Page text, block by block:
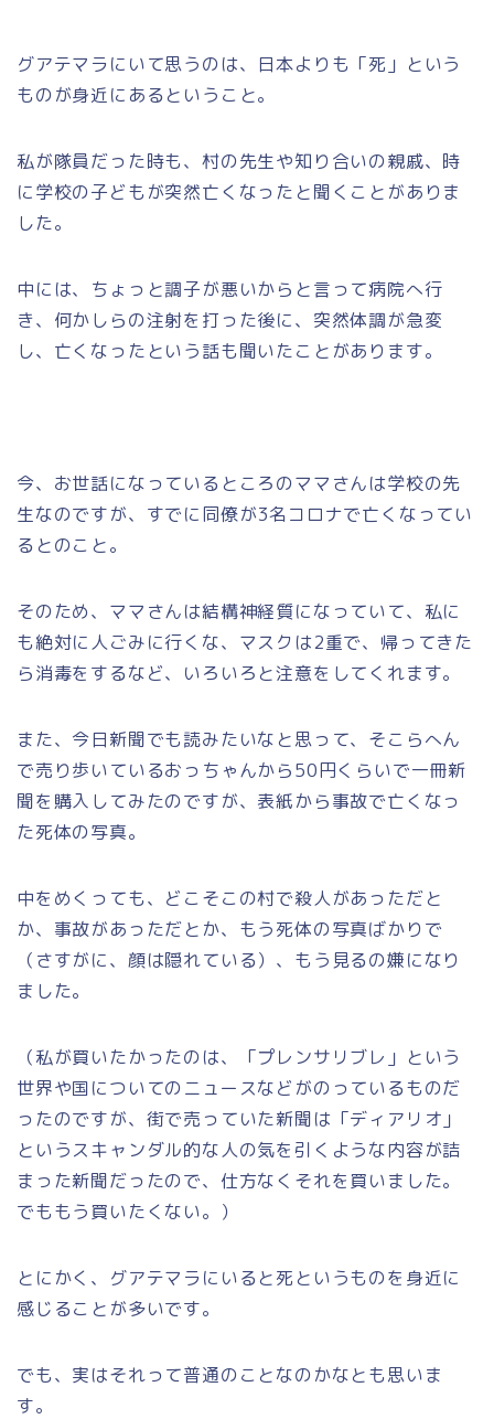
グアテマラにいて思うのは、日本よりも「死」という
ものが身近にあるということ。
私が隊員だった時も、村の先生や知り合いの親戚、時
に学校の子どもが突然亡くなったと聞くことがありま
した。
中には、ちょっと調子が悪いからと言って病院へ行
き、何かしらの注射を打った後に、突然体調が急変
し、亡くなったという話も聞いたことがあります。
今、お世話になっているところのママさんは学校の先
生なのですが、すでに同僚が3名コロナで亡くなってい
るとのこと。
そのため、ママさんは結構神経質になっていて、私に
も絶対に人ごみに行くな、マスクは2重で、帰ってきた
ら消毒をするなど、いろいろと注意をしてくれます。
また、今日新聞でも読みたいなと思って、そこらへん
で売り歩いているおっちゃんから50円くらいで一冊新
聞を購入してみたのですが、表紙から事故で亡くなっ
た死体の写真。
中をめくっても、どこそこの村で殺人があっただと
か、事故があっただとか、もう死体の写真ばかりで
（さすがに、顔は隠れている）、もう見るの嫌になり
ました。
（私が買いたかったのは、「プレンサリブレ」という
世界や国についてのニュースなどがのっているものだ
ったのですが、街で売っていた新聞は「ディアリオ」
というスキャンダル的な人の気を引くような内容が詰
まった新聞だったので、仕方なくそれを買いました。
でももう買いたくない。）
とにかく、グアテマラにいると死というものを身近に
感じることが多いです。
でも、実はそれって普通のことなのかなとも思いま
す。